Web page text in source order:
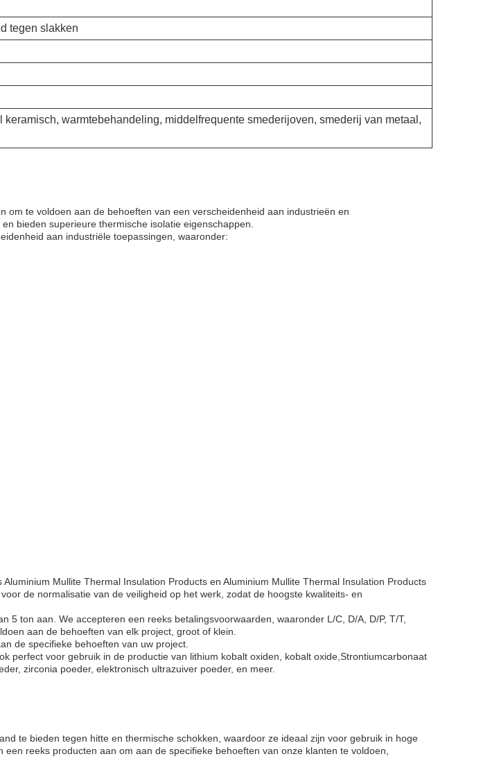
tegen slakken
warmtebehandeling, middelfrequente smederijoven, smederij van metaal,
te voldoen aan de behoeften van een verscheidenheid aan industrieën en
bieden superieure thermische isolatie eigenschappen.
aan industriële toepassingen, waaronder:
Mullite Thermal Insulation Products en Aluminium Mullite Thermal Insulation Products
de normalisatie van de veiligheid op het werk, zodat de hoogste kwaliteits- en
ton aan. We accepteren een reeks betalingsvoorwaarden, waaronder L/C, D/A, D/P, T/T,
aan de behoeften van elk project, groot of klein.
de specifieke behoeften van uw project.
perfect voor gebruik in de productie van lithium kobalt oxiden, kobalt oxide,Strontiumcarbonaat
zirconia poeder, elektronisch ultrazuiver poeder, en meer.
te bieden tegen hitte en thermische schokken, waardoor ze ideaal zijn voor gebruik in hoge
reeks producten aan om aan de specifieke behoeften van onze klanten te voldoen,